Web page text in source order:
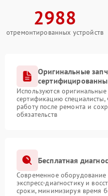
2988
отремонтированных устройств
Оригинальные
Используются
сертификацию специалисты,
работу после ремонта и
обязательств
Бесплатная
Современное оборудование
экспресс-диагностику и
сроки, минимизируя время